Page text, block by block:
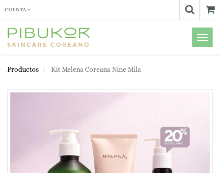
CUENTA
Menú
de
Productos
Kit Melena Coreana Nine Mila